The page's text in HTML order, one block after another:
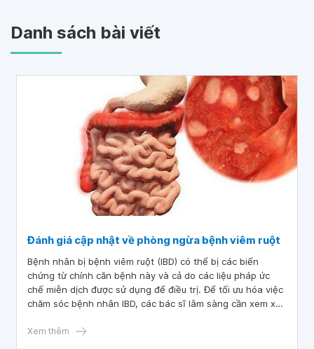
Danh sách bài viết
Đánh giá cập nhật về phòng ngừa bệnh viêm ruột
Bệnh nhân bị bệnh viêm ruột (IBD) có thể bị các biến
chứng từ chính căn bệnh này và cả do các liệu pháp ức
chế miễn dịch được sử dụng để điều trị. Để tối ưu hóa việc
chăm sóc bệnh nhân IBD, các bác sĩ lâm sàng cần xem xét
chính được sử dụng để ngăn ngừa bệnh hoặc biến chứng
Xem thêm